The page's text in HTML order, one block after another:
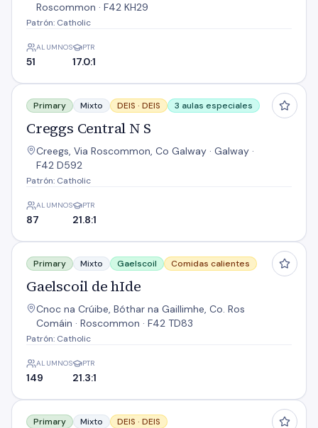
Roscommon · F42 KH29
Patrón: Catholic
ALUMNOS
51
PTR
17.0:1
Creggs Central N S
Primary Mixto DEIS · DEIS 3 aulas especiales
Creggs Central N S
Creegs, Via Roscommon, Co Galway · Galway ·
F42 D592
Patrón: Catholic
ALUMNOS
87
PTR
21.8:1
Gaelscoil de hIde
Primary Mixto Gaelscoil Comidas calientes
Gaelscoil de hIde
Cnoc na Crúibe, Bóthar na Gaillimhe, Co. Ros
Comáin · Roscommon · F42 TD83
Patrón: Catholic
ALUMNOS
149
PTR
21.3:1
Kilteevan N S
Primary Mixto DEIS · DEIS